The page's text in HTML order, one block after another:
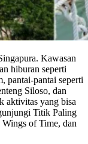
Kawasan
hiburan seperti
pantai-pantai seperti
Siloso, dan
aktivitas yang bisa
Titik Paling
of Time, dan